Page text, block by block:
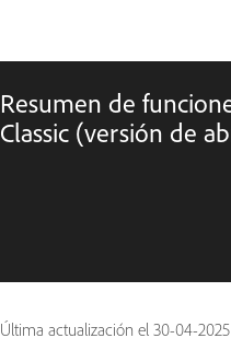
Resumen de
Classic (versión de
Última actualización el 30-04-2025